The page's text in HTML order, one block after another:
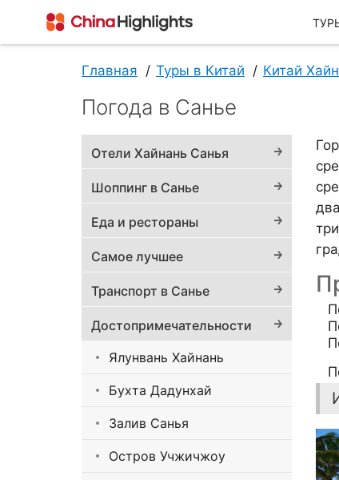
О China Highlights
Главная Туры в Китай Китай
Погода в Санье
Отели Хайнань Санья
Шоппинг в Санье
Еда и рестораны
Самое лучшее
Транспорт в Санье
Достопримечательности
Ялунвань Хайнань
Бухта Дадунхай
Залив Санья
Остров Учжичжоу